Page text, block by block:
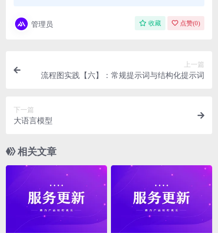
管理员 收藏 点赞(0)
上一篇
流程图实践【六】：常规提示词与结构化提示词
下一篇
大语言模型
相关文章